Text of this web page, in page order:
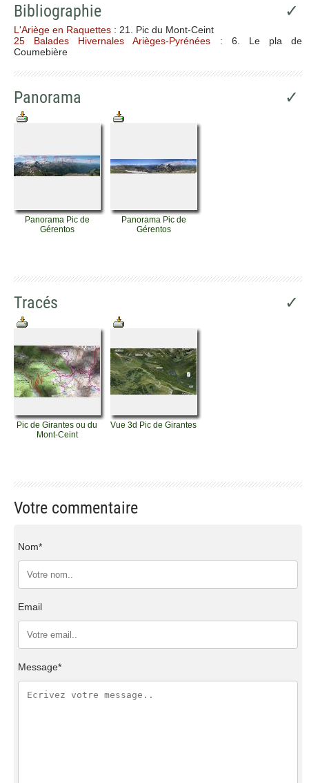
Bibliographie ✓
L'Ariège en Raquettes : 21. Pic du Mont-Ceint
25 Balades Hivernales Arièges-Pyrénées : 6. Le pla de
Coumebière
Panorama ✓
Panorama Pic de
Gérentos
Panorama Pic de
Gérentos
Tracés ✓
Pic de Girantes ou du
Mont-Ceint
Vue 3d Pic de Girantes
Votre commentaire
Nom*
Email
Message*